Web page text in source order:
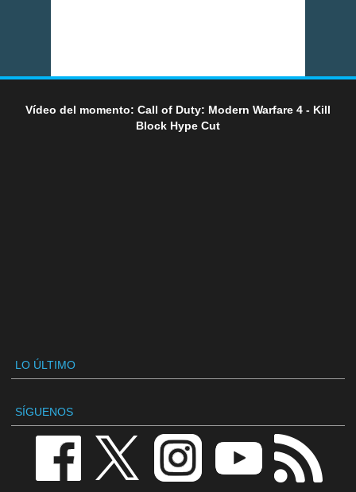
Vídeo del momento: Call of Duty: Modern Warfare 4 - Kill
Block Hype Cut
LO ÚLTIMO
SÍGUENOS